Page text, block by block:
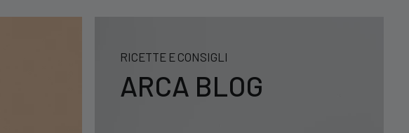
RICETTE E CONSIGLI
ARCA BLOG